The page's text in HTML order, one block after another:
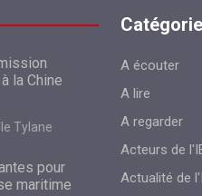
la Chine
Tylane
pour
maritime
A écouter
A lire
A regarder
Acteurs de
Actualité de